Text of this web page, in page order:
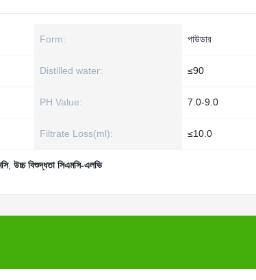
Form: পাউডার
Distilled water: ≤90
PH Value: 7.0-9.0
Filtrate Loss(ml): ≤10.0
, উচ্চ বিশুদ্ধতা সিএমসি-এলভি